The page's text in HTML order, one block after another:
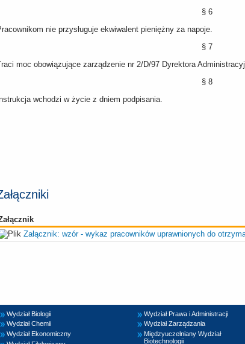
§ 6
nie przysługuje ekwiwalent pieniężny za napoje.
§ 7
moc obowiązujące zarządzenie nr 2/D/97 Dyrektora
§ 8
wchodzi w życie z dniem podpisania.
Załącznik: wzór - wykaz pracowników uprawnionych do
Wydział Biologii
Wydział Chemii
Wydział Ekonomiczny
Wydział Prawa i Administracji
Wydział Zarządzania
Międzyuczelniany Wydział
Biotechnologii